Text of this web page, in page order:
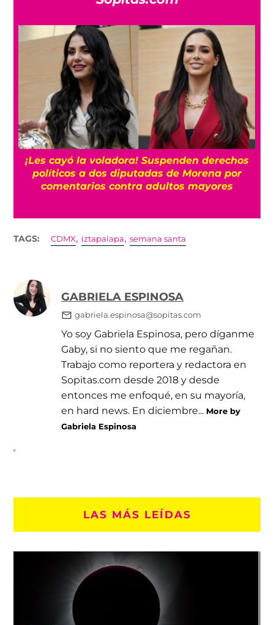
¡Les cayó la voladora! Suspenden derechos
políticos a dos diputadas de Morena por
comentarios contra adultos mayores
TAGS: CDMX, iztapalapa,semana santa
GABRIELA ESPINOSA
gabriela.espinosa@sopitas.com
Yo soy Gabriela Espinosa, pero díganme
Gaby, si no siento que me regañan.
Trabajo como reportera y redactora en
Sopitas.com desde 2018 y desde
entonces me enfoqué, en su mayoría,
en hard news. En diciembre... More by
Gabriela Espinosa
LAS MÁS LEÍDAS